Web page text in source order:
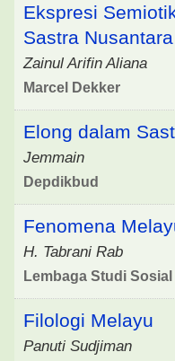
Ekspresi
Sastra
Zainul Arifin Aliana
Marcel Dekker
Elong dalam
Jemmain
Depdikbud
Fenomena
H. Tabrani Rab
Lembaga Studi
Filologi Melayu
Panuti Sudjiman